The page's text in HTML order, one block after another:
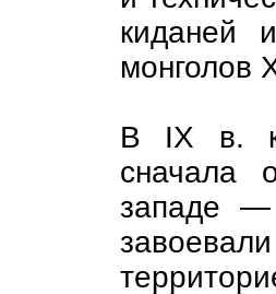
киданей
монголов
В IX в.
сначала
западе